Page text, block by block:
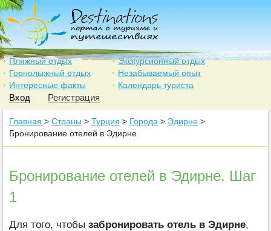
Пляжный отдых
Экскурсионный отдых
Горнолыжный отдых
Незабываемый опыт
Интересные факты
Календарь туриста
Вход Регистрация
Главная > Страны > Турция > Города > Эдирне >
Бронирование отелей в Эдирне
Бронирование отелей в Эдирне. Шаг
1
Для того, чтобы забронировать отель в Эдирне,